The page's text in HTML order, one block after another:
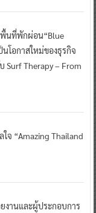
พื้นที่พักผ่อน“Blue
นโอกาสใหม่ของธุรกิจ
Surf Therapy – From
จ “Amazing Thailand
งานและผู้ประกอบการ